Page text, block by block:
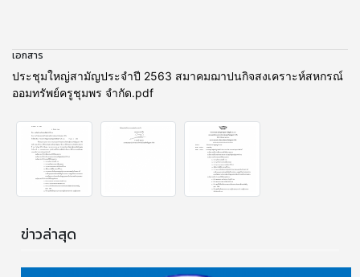
เอกสาร
ประชุมใหญ่สามัญประจำปี 2563 สมาคมฌาปนกิจสงเคราะห์สหกรณ์
ออมทรัพย์ครูชุมพร จำกัด.pdf
ข่าวล่าสุด